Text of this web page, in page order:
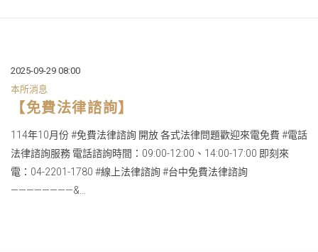
2025-09-29 08:00
本所消息
【免費法律諮詢】
114年10月份 #免費法律諮詢 開放 各式法律問題歡迎來電免費 #電話
法律諮詢服務 電話諮詢時間：09:00-12:00、14:00-17:00 即刻來
電：04-2201-1780 #線上法律諮詢 #台中免費法律諮詢
————————&...